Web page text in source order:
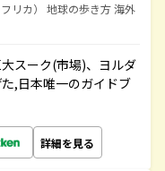
リカ） 地球の歩き方 海外
スーク(市場)、ヨルダ
,日本唯一のガイドブ
詳細を見る